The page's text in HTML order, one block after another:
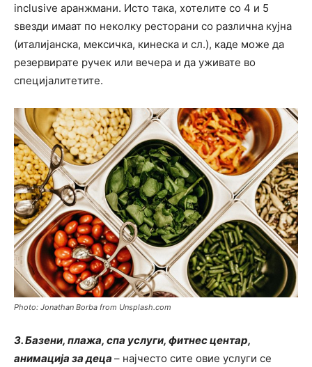
inclusive аранжмани. Исто така, хотелите со 4 и 5
ѕвезди имаат по неколку ресторани со различна кујна
(италијанска, мексичка, кинеска и сл.), каде може да
резервирате ручек или вечера и да уживате во
специјалитетите.
Photo: Jonathan Borba from Unsplash.com
3. Базени, плажа, спа услуги, фитнес центар,
анимација за деца – најчесто сите овие услуги се